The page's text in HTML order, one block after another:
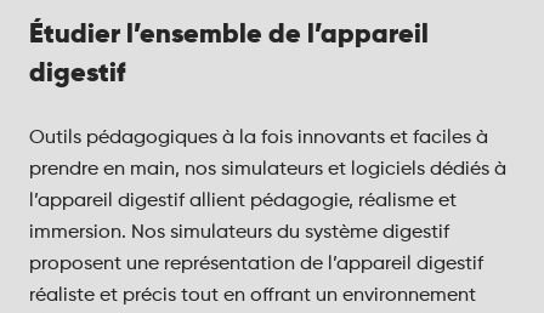
Étudier l’ensemble de l’appareil
digestif
Outils pédagogiques à la fois innovants et faciles à
prendre en main, nos simulateurs et logiciels dédiés à
l’appareil digestif allient pédagogie, réalisme et
immersion. Nos simulateurs du système digestif
proposent une représentation de l’appareil digestif
réaliste et précis tout en offrant un environnement